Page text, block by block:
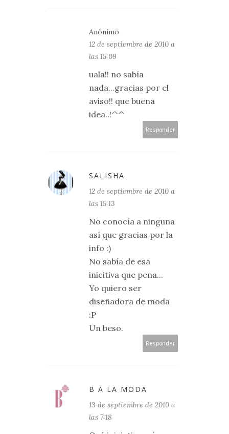
Anónimo
12 de septiembre de 2010 a
las 15:09
uala!! no sabía
nada...gracias por el
aviso!! que buena
idea..!^^
Responder
SALISHA
12 de septiembre de 2010 a
las 15:13
No conocía a ninguna
así que gracias por la
info :)
No sabía de esa
inicitiva que pena...
Yo quiero ser
diseñadora de moda
:P
Un beso.
Responder
B A LA MODA
13 de septiembre de 2010 a
las 7:18